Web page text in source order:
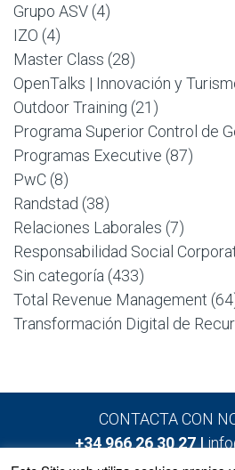
Grupo ASV (4)
IZO (4)
Master Class (28)
OpenTalks | Innovación y
Outdoor Training (21)
Programa Superior Control de
Programas Executive (87)
PwC (8)
Randstad (38)
Relaciones Laborales (7)
Responsabilidad Social
Sin categoría (433)
Total Revenue Management
Transformación Digital de
CONTACTA CON
+34 966 26 30 27 |